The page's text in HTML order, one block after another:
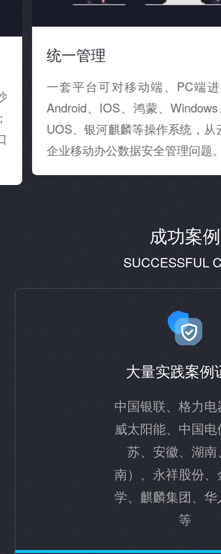
统一管理
一套平台可对移动端、PC端
Android、IOS、鸿蒙、
UOS、银河麒麟等操作系统，
企业移动办公数据安全管理问题
成功案例
SUCCESSFUL
大量实践案例
中国银联、格力
威太阳能、中国
苏、安徽、湖南
南）、永祥股份
学、麒麟集团、
等